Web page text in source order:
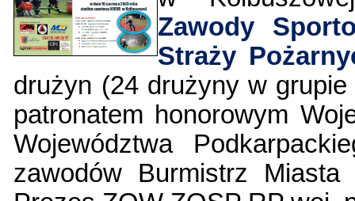
Zawody
Straży
drużyn (24 drużyny w grupie
patronatem honorowym
Województwa
zawodów Burmistrz